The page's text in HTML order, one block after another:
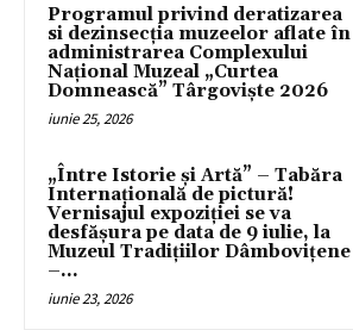
Programul privind deratizarea
si dezinsecția muzeelor aflate în
administrarea Complexului
Național Muzeal „Curtea
Domnească” Târgoviște 2026
iunie 25, 2026
„Între Istorie și Artă” – Tabăra
Internațională de pictură!
Vernisajul expoziţiei se va
desfăşura pe data de 9 iulie, la
Muzeul Tradițiilor Dâmbovițene
–...
iunie 23, 2026